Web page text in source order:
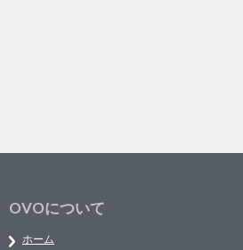
OVOについて
ホーム